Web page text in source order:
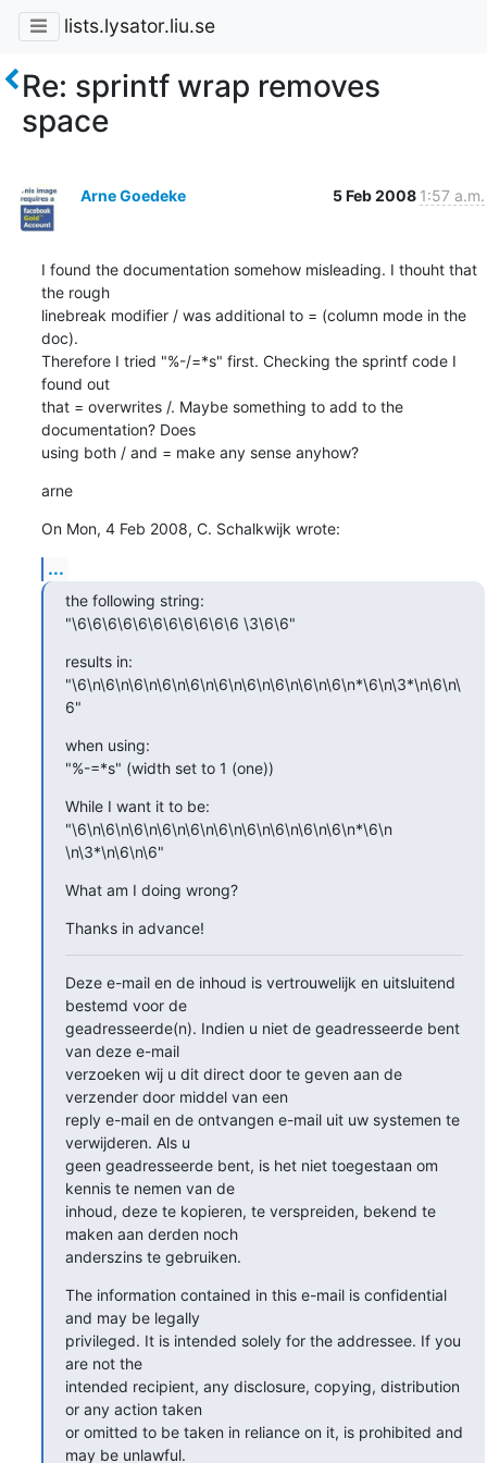
lists.lysator.liu.se
Re: sprintf wrap removes
space
Arne Goedeke 5 Feb 2008 1:57 a.m.
I found the documentation somehow misleading. I thouht that
the rough
linebreak modifier / was additional to = (column mode in the
doc).
Therefore I tried "%-/=*s" first. Checking the sprintf code I
found out
that = overwrites /. Maybe something to add to the
documentation? Does
using both / and = make any sense anyhow?
arne
On Mon, 4 Feb 2008, C. Schalkwijk wrote:
...
the following string:
"\6\6\6\6\6\6\6\6\6\6\6 \3\6\6"
results in:
"\6\n\6\n\6\n\6\n\6\n\6\n\6\n\6\n\6\n\6\n*\6\n\3*\n\6\n\
6"
when using:
"%-=*s" (width set to 1 (one))
While I want it to be:
"\6\n\6\n\6\n\6\n\6\n\6\n\6\n\6\n\6\n\6\n*\6\n
\n\3*\n\6\n\6"
What am I doing wrong?
Thanks in advance!
Deze e-mail en de inhoud is vertrouwelijk en uitsluitend
bestemd voor de
geadresseerde(n). Indien u niet de geadresseerde bent
van deze e-mail
verzoeken wij u dit direct door te geven aan de
verzender door middel van een
reply e-mail en de ontvangen e-mail uit uw systemen te
verwijderen. Als u
geen geadresseerde bent, is het niet toegestaan om
kennis te nemen van de
inhoud, deze te kopieren, te verspreiden, bekend te
maken aan derden noch
anderszins te gebruiken.
The information contained in this e-mail is confidential
and may be legally
privileged. It is intended solely for the addressee. If you
are not the
intended recipient, any disclosure, copying, distribution
or any action taken
or omitted to be taken in reliance on it, is prohibited and
may be unlawful.